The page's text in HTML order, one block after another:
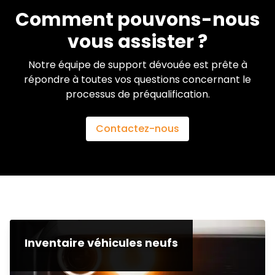
Comment pouvons-nous
vous assister ?
Notre équipe de support dévouée est prête à
répondre à toutes vos questions concernant le
processus de préqualification.
Contactez-nous
Inventaire véhicules neufs